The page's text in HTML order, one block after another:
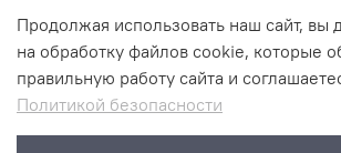
Личный кабинет
Оферта и политика
Продолжая использовать наш сайт, вы
на обработку файлов cookie, которые
правильную работу сайта и
Политикой безопасности